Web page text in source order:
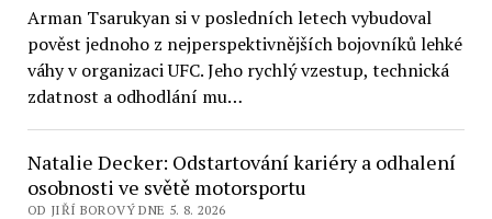
Arman Tsarukyan si v posledních letech vybudoval
pověst jednoho z nejperspektivnějších bojovníků lehké
váhy v organizaci UFC. Jeho rychlý vzestup, technická
zdatnost a odhodlání mu…
Natalie Decker: Odstartování kariéry a odhalení
osobnosti ve světě motorsportu
OD JIŘÍ BOROVÝ DNE 5. 8. 2026